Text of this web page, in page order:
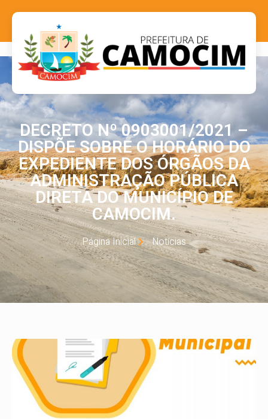
DECRETO Nº 0903001/2021 –
DISPÕE SOBRE O HORÁRIO DO
EXPEDIENTE DOS ÓRGÃOS DA
ADMINISTRAÇÃO PÚBLICA
DIRETA DO MUNICÍPIO DE
CAMOCIM.
Página Inicial Notícias